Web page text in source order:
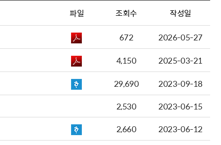
파일 조회수 작성일
672
2026-05-27
4,150
2025-03-21
29,690
2023-09-18
2,530
2023-06-15
2,660
2023-06-12